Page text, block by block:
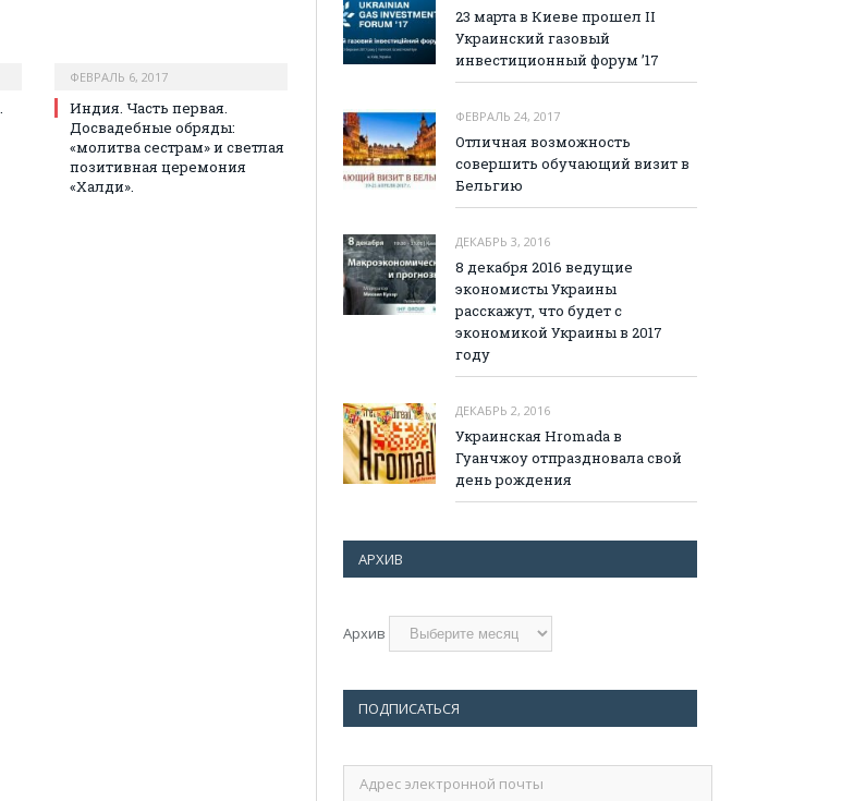
ФЕВРАЛЬ 6, 2017
Индия. Часть первая.
Досвадебные обряды:
«молитва сестрам» и светлая
позитивная церемония
«Халди».
23 марта в Киеве прошел II
Украинский газовый
инвестиционный форум ’17
ФЕВРАЛЬ 24, 2017
Отличная возможность
совершить обучающий визит в
Бельгию
ДЕКАБРЬ 3, 2016
8 декабря 2016 ведущие
экономисты Украины
расскажут, что будет с
экономикой Украины в 2017
году
ДЕКАБРЬ 2, 2016
Украинская Hromada в
Гуанчжоу отпраздновала свой
день рождения
АРХИВ
Архив
ПОДПИСАТЬСЯ
электронной